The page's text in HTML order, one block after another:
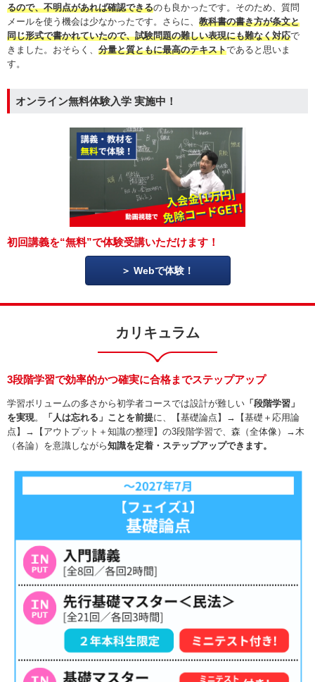
るので、不明点があれば確認できるのも良かったです。そのため、質問
メールを使う機会は少なかったです。さらに、 教科書の書き方が条文と
同じ形式で書かれていたので、試験問題の難しい表現にも難なく対応で
きました。おそらく、 分量と質ともに最高のテキストであると思いま
す。
オンライン無料体験入学 実施中！
初回講義を“無料”で体験受講いただけます！
Webで体験！
カリキュラム
3段階学習で効率的かつ確実に合格までステップアップ
学習ボリュームの多さから初学者コースでは設計が難しい 「段階学習」
を実現。 「人は忘れる」ことを前提に、【基礎論点】→【基礎＋応用論
点】→【アウトプット＋知識の整理】の3段階学習で、森（全体像）→木
（各論）を意識しながら知識を定着・ステップアップできます。